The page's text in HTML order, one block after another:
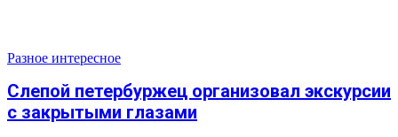
Разное интересное
Слепой петербуржец организовал экскурсии
с закрытыми глазами